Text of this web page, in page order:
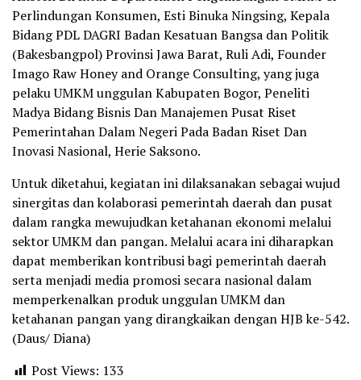
Perlindungan Konsumen, Esti Binuka Ningsing, Kepala
Bidang PDL DAGRI Badan Kesatuan Bangsa dan Politik
(Bakesbangpol) Provinsi Jawa Barat, Ruli Adi, Founder
Imago Raw Honey and Orange Consulting, yang juga
pelaku UMKM unggulan Kabupaten Bogor, Peneliti
Madya Bidang Bisnis Dan Manajemen Pusat Riset
Pemerintahan Dalam Negeri Pada Badan Riset Dan
Inovasi Nasional, Herie Saksono.
Untuk diketahui, kegiatan ini dilaksanakan sebagai wujud
sinergitas dan kolaborasi pemerintah daerah dan pusat
dalam rangka mewujudkan ketahanan ekonomi melalui
sektor UMKM dan pangan. Melalui acara ini diharapkan
dapat memberikan kontribusi bagi pemerintah daerah
serta menjadi media promosi secara nasional dalam
memperkenalkan produk unggulan UMKM dan
ketahanan pangan yang dirangkaikan dengan HJB ke-542.
(Daus/ Diana)
Post Views: 133